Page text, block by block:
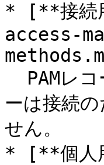
* [**接続
access-
ーは接続
せん。
* [**個人